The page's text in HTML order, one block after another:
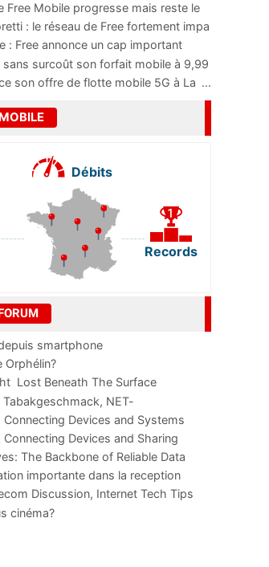
Free Mobile progresse mais reste le
...
: le réseau de Free fortement impa
: Free annonce un cap important
...
sans surcoût son forfait mobile à 9,99
son offre de flotte mobile 5G à La ...
Débits
Records
smartphone
Orphélin?
 Lost Beneath The Surface
NET-
und Leistung imDevices and Systems
Devices and Sharing
The Backbone of Reliable Data
importante dans la reception
Discussion, Internet Tech Tips
cinéma?